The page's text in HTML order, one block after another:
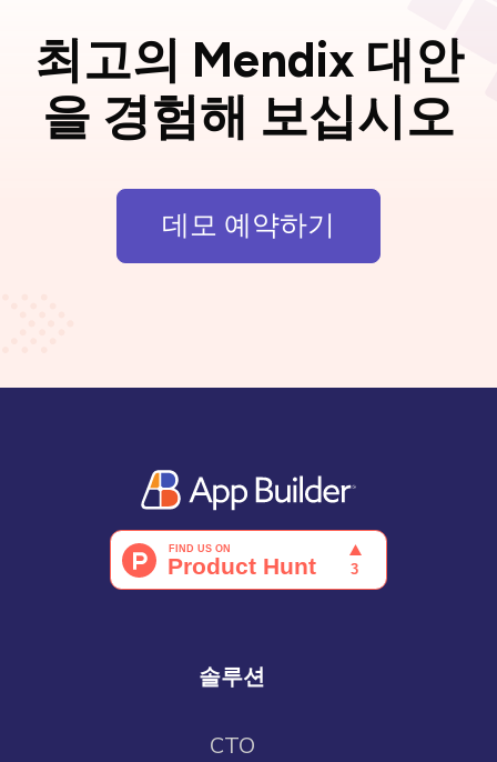
최고의 Mendix 대안
을 경험해 보십시오
데모 예약하기
솔루션
CTO